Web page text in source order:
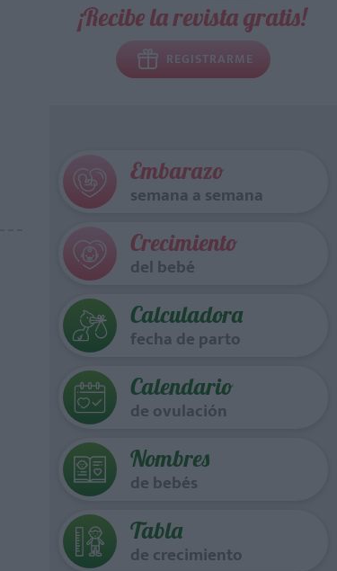
¡Recibe la revista gratis!
REGISTRARME
Embarazo
semana a semana
Crecimiento
del bebé
Calculadora
fecha de parto
Calendario
de ovulación
Nombres
de bebés
Tabla
de crecimiento